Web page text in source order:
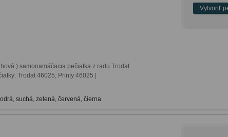
) samonamáčacia pečiatka z radu Trodat
Trodat 46025, Printy 46025 |
suchá, zelená, červená, čierna